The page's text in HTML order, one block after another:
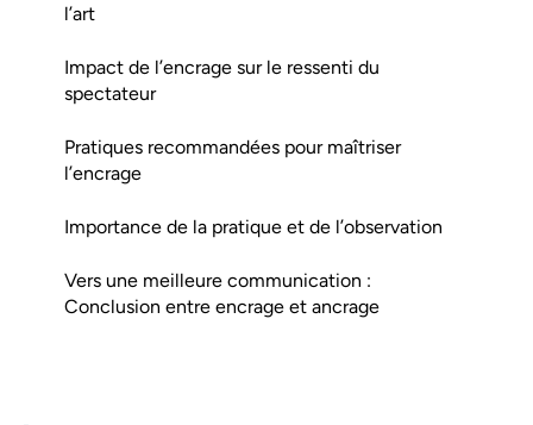
l’art
Impact de l’encrage sur le ressenti du
spectateur
Pratiques recommandées pour maîtriser
l’encrage
Importance de la pratique et de l’observation
Vers une meilleure communication :
Conclusion entre encrage et ancrage